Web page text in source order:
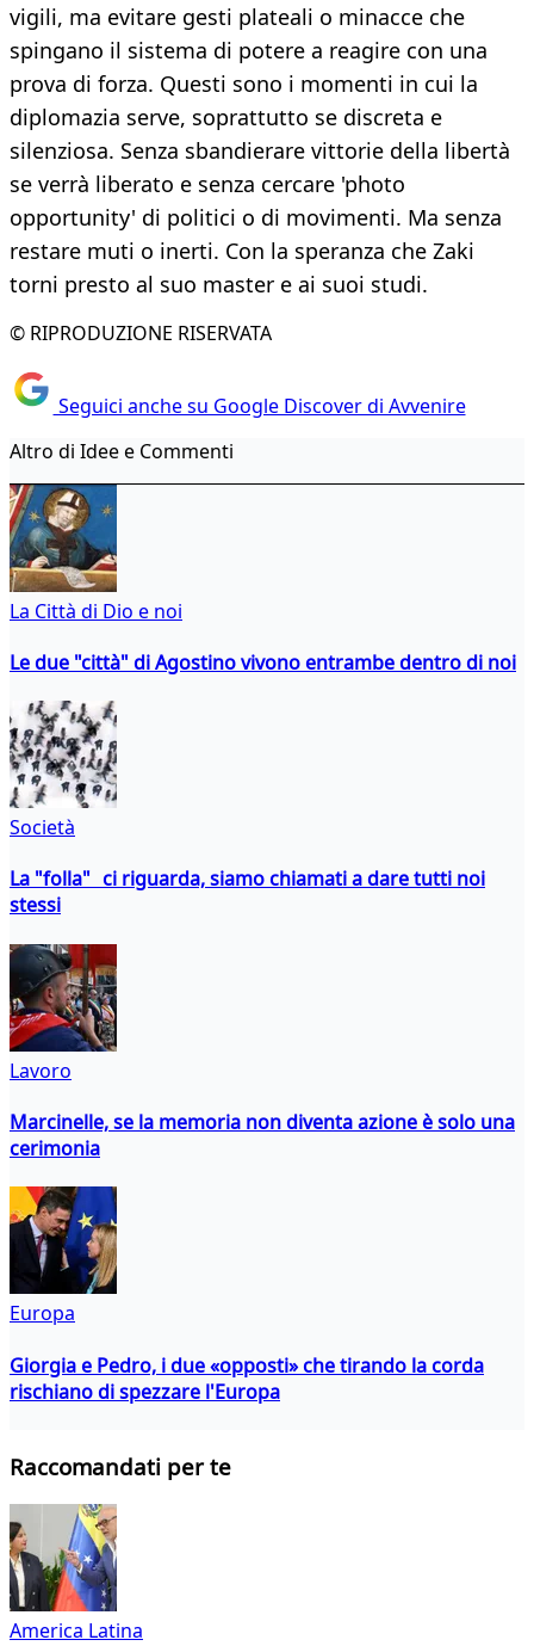
vigili, ma evitare gesti plateali o minacce che
spingano il sistema di potere a reagire con una
prova di forza. Questi sono i momenti in cui la
diplomazia serve, soprattutto se discreta e
silenziosa. Senza sbandierare vittorie della libertà
se verrà liberato e senza cercare 'photo
opportunity' di politici o di movimenti. Ma senza
restare muti o inerti. Con la speranza che Zaki
torni presto al suo master e ai suoi studi.
© RIPRODUZIONE RISERVATA
Seguici anche su Google Discover di Avvenire
Altro di Idee e Commenti
La Città di Dio e noi
Le due "città" di Agostino vivono entrambe dentro di noi
Società
La "folla" ci riguarda, siamo chiamati a dare tutti noi
stessi
Lavoro
Marcinelle, se la memoria non diventa azione è solo una
cerimonia
Europa
Giorgia e Pedro, i due «opposti» che tirando la corda
rischiano di spezzare l'Europa
Raccomandati per te
America Latina